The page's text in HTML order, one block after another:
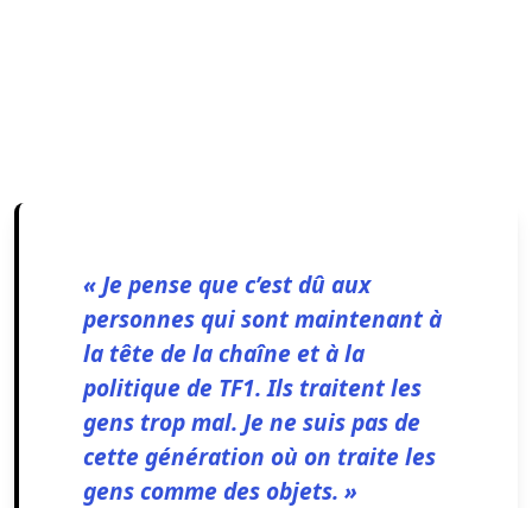
« Je pense que c’est dû aux
personnes qui sont maintenant à
la tête de la chaîne et à la
politique de TF1. Ils traitent les
gens trop mal. Je ne suis pas de
cette génération où on traite les
gens comme des objets. »